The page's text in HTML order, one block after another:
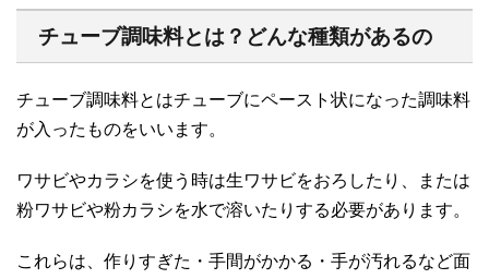
チューブ調味料とは？どんな種類があるの
チューブ調味料とはチューブにペースト状になった調味料
が入ったものをいいます。
ワサビやカラシを使う時は生ワサビをおろしたり、または
粉ワサビや粉カラシを水で溶いたりする必要があります。
これらは、作りすぎた・手間がかかる・手が汚れるなど面